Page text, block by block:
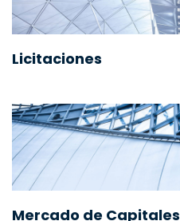
Licitaciones
Mercado de Capitales